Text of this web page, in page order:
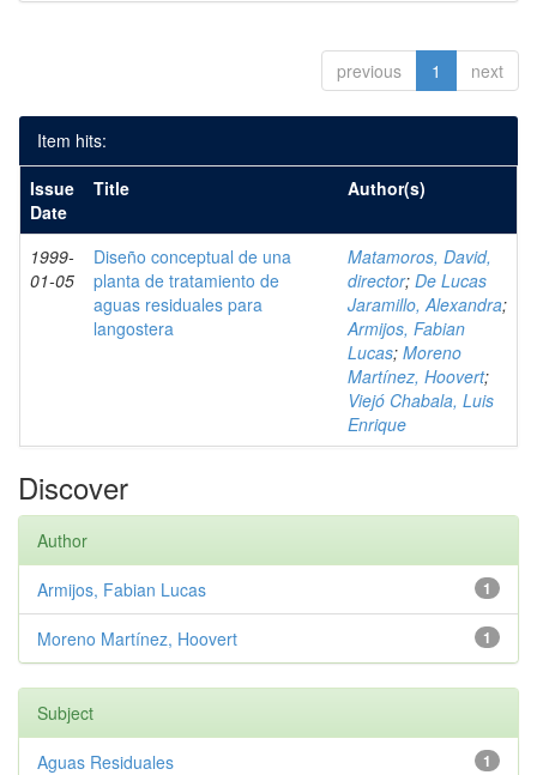
previous 1 next
Item hits:
Issue
Date
Title Author(s)
1999-
01-05
Diseño conceptual de una
planta de tratamiento de
aguas residuales para
langostera
Matamoros, David,
director; De Lucas
Jaramillo, Alexandra;
Armijos, Fabian
Lucas; Moreno
Martínez, Hoovert;
Viejó Chabala, Luis
Enrique
Discover
Author
1
Armijos, Fabian Lucas
1
Moreno Martínez, Hoovert
Subject
1
Aguas Residuales